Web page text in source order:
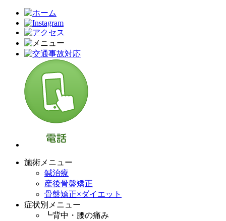
施術メニュー
鍼治療
産後骨盤矯正
骨盤矯正×ダイエット
症状別メニュー
┗背中・腰の痛み